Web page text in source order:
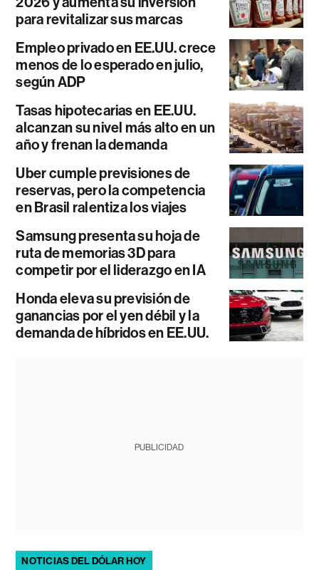
para revitalizar sus marcas
Empleo privado en EE.UU. crece
menos de lo esperado en julio,
según ADP
Tasas hipotecarias en EE.UU.
alcanzan su nivel más alto en un
año y frenan la demanda
Uber cumple previsiones de
reservas, pero la competencia
en Brasil ralentiza los viajes
Samsung presenta su hoja de
ruta de memorias 3D para
competir por el liderazgo en IA
Honda eleva su previsión de
ganancias por el yen débil y la
demanda de híbridos en EE.UU.
PUBLICIDAD
NOTICIAS DEL DÓLAR HOY